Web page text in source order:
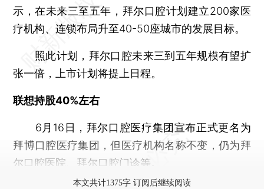
示，在未来三至五年，拜尔口腔计划建立200家医
疗机构、连锁布局升至40-50座城市的发展目标。
照此计划，拜尔口腔未来三到五年规模有望扩
张一倍，上市计划将提上日程。
联想持股40%左右
6月16日，拜尔口腔医疗集团宣布正式更名为
拜博口腔医疗集团，但医疗机构名称不变，仍为拜
尔口腔医院、拜尔口腔门诊等。
本文共计1375字 订阅后继续阅读